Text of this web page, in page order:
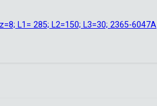
L1= 285; L2=150; L3=30; 2365-6047А